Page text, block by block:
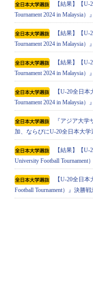
【結果】【
Tournament 2024 in Malaysia
【結果】【
Tournament 2024 in Malaysia
【結果】【
Tournament 2024 in Malaysia
【U-20全日
Tournament 2024 in Malaysia
『アジア⼤学
加、ならびにU-20全日本大
【結果】【
University Football Tournament
【U-20全日
Football Tournament）』決勝戦